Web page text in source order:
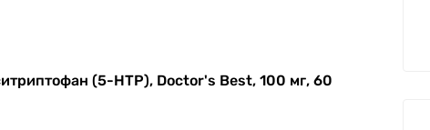
(5-HTP), Doctor's Best, 100 мг, 60